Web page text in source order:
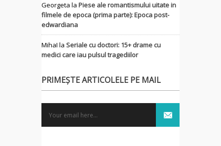
Georgeta la Piese ale romantismului uitate in
filmele de epoca (prima parte): Epoca post-
edwardiana
MihaI la Seriale cu doctori: 15+ drame cu
medici care iau pulsul tragediilor
PRIMEȘTE ARTICOLELE PE MAIL